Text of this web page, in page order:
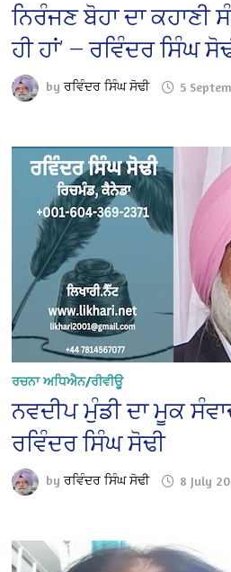
ਨਿਰੰਜਣ ਬੋਹਾ ਦਾ ਕਹਾਣੀ
ਹੀ ਹਾਂ’ — ਰਵਿੰਦਰ ਸਿੰਘ
byਰਵਿੰਦਰ ਸਿੰਘ ਸੋਢੀ 5
ਰਚਨਾ ਅਧਿਐਨ/ਰੀਵੀਊ
ਨਵਦੀਪ ਮੁੰਡੀ ਦਾ ਮੂਕ
ਰਵਿੰਦਰ ਸਿੰਘ ਸੋਢੀ
byਰਵਿੰਦਰ ਸਿੰਘ ਸੋਢੀ 8 July